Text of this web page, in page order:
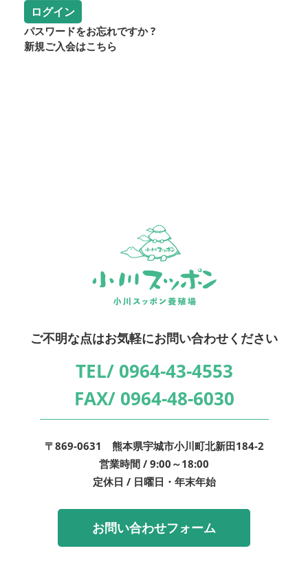
パスワードをお忘れですか ?
新規ご入会はこちら
ご不明な点はお気軽にお問い合わせください
TEL/0964-43-4553
FAX/0964-48-6030
〒869-0631 熊本県宇城市小川町北新田184-2
営業時間 / 9:00～18:00
定休日 / 日曜日・年末年始
お問い合わせフォーム